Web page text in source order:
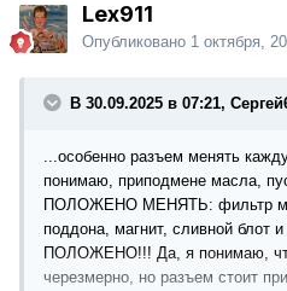
Lex911
Опубликовано 1 октября,
В 30.09.2025 в 07:21,
...особенно разъем менять
понимаю, приподмене масла,
ПОЛОЖЕНО МЕНЯТЬ: фильтр
поддона, магнит, сливной блот
ПОЛОЖЕНО!!! Да, я понимаю,
черезмерно, но разъем стоит